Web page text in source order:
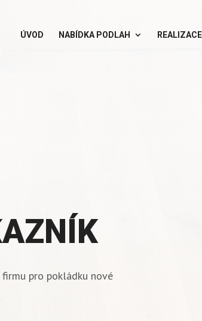
ÚVOD NABÍDKA PODLAH REALIZACE
pro pokládku nové